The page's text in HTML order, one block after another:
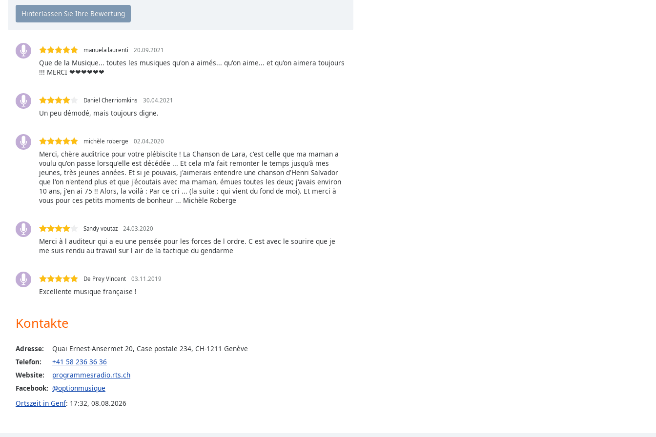
window.
Color
Color
Font
Edge
Family
Reset
manuela laurenti 20.09.2021
Que de la Musique... toutes les musiques qu'on a aimés... qu'on aime... et qu'on aimera toujours
!!! MERCI ❤❤❤❤❤❤
Daniel Cherriomkins 30.04.2021
Un peu démodé, mais toujours digne.
michèle roberge 02.04.2020
Merci, chère auditrice pour votre plébiscite ! La Chanson de Lara, c'est celle que ma maman a
voulu qu'on passe lorsqu'elle est décédée ... Et cela m'a fait remonter le temps jusqu'à mes
jeunes, très jeunes années. Et si je pouvais, j'aimerais entendre une chanson d'Henri Salvador
que l'on n'entend plus et que j'écoutais avec ma maman, émues toutes les deux; j'avais environ
10 ans, j'en ai 75 !! Alors, la voilà : Par ce cri ... (la suite : qui vient du fond de moi). Et merci à
vous pour ces petits moments de bonheur ... Michèle Roberge
Sandy voutaz 24.03.2020
Merci à l auditeur qui a eu une pensée pour les forces de l ordre. C est avec le sourire que je
me suis rendu au travail sur l air de la tactique du gendarme
De Prey Vincent 03.11.2019
Excellente musique française !
Kontakte
Adresse:
Quai Ernest-Ansermet 20, Case postale 234, CH-1211 Genève
Telefon:
+41 58 236 36 36
Website:
programmesradio.rts.ch
Facebook: @optionmusique
Ortszeit in Genf: 17:32, 08.08.2026